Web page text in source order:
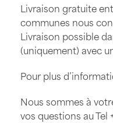
Livraison gratuite
communes nous
Livraison possible
(uniquement) avec
Pour plus
Nous sommes à
vos questions au Tel